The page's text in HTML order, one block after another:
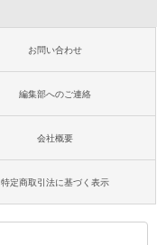
お問い合わせ
編集部へのご連絡
会社概要
特定商取引法に基づく表示